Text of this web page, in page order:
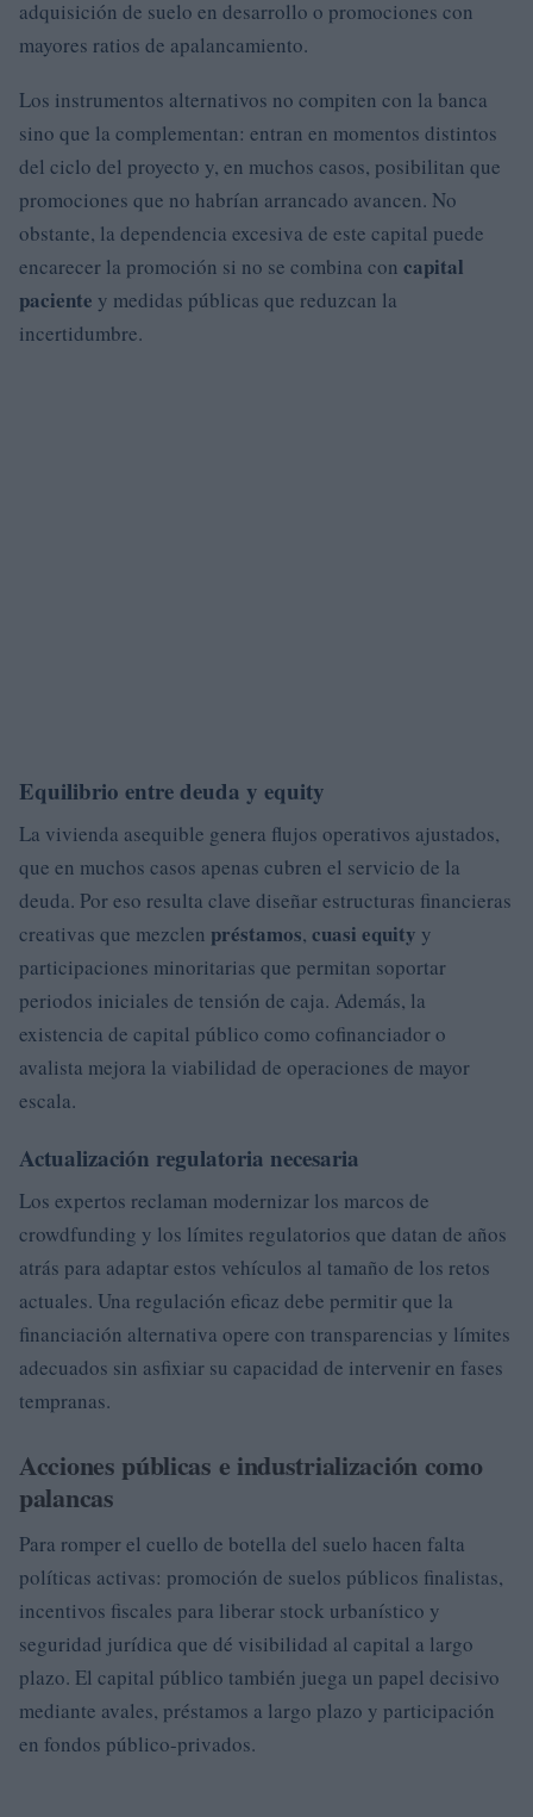
adquisición de suelo en desarrollo o promociones con
mayores ratios de apalancamiento.
Los instrumentos alternativos no compiten con la banca
sino que la complementan: entran en momentos distintos
del ciclo del proyecto y, en muchos casos, posibilitan que
promociones que no habrían arrancado avancen. No
obstante, la dependencia excesiva de este capital puede
encarecer la promoción si no se combina con capital
paciente y medidas públicas que reduzcan la
incertidumbre.
Equilibrio entre deuda y equity
La vivienda asequible genera flujos operativos ajustados,
que en muchos casos apenas cubren el servicio de la
deuda. Por eso resulta clave diseñar estructuras financieras
creativas que mezclen préstamos, cuasi equity y
participaciones minoritarias que permitan soportar
periodos iniciales de tensión de caja. Además, la
existencia de capital público como cofinanciador o
avalista mejora la viabilidad de operaciones de mayor
escala.
Actualización regulatoria necesaria
Los expertos reclaman modernizar los marcos de
crowdfunding y los límites regulatorios que datan de años
atrás para adaptar estos vehículos al tamaño de los retos
actuales. Una regulación eficaz debe permitir que la
financiación alternativa opere con transparencias y límites
adecuados sin asfixiar su capacidad de intervenir en fases
tempranas.
Acciones públicas e industrialización como
palancas
Para romper el cuello de botella del suelo hacen falta
políticas activas: promoción de suelos públicos finalistas,
incentivos fiscales para liberar stock urbanístico y
seguridad jurídica que dé visibilidad al capital a largo
plazo. El capital público también juega un papel decisivo
mediante avales, préstamos a largo plazo y participación
en fondos público-privados.